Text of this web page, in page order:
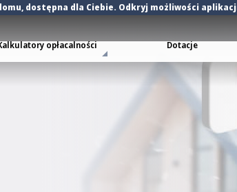
, dostępna dla Ciebie. Odkryj możliwości
opłacalności Dotacje